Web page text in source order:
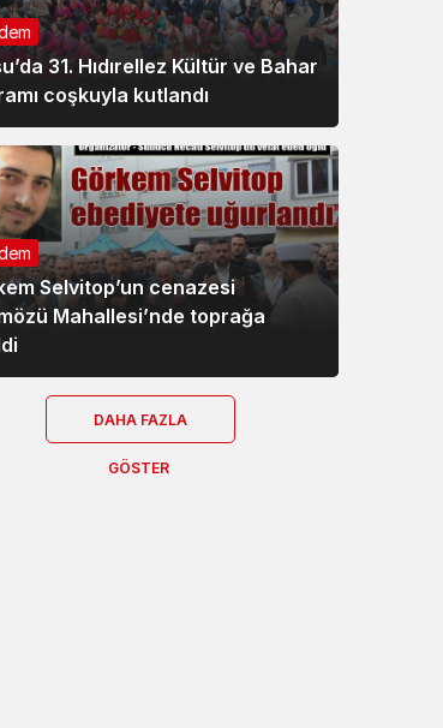
31. Hıdırellez Kültür ve Bahar
coşkuyla kutlandı
Selvitop’un cenazesi
Mahallesi’nde toprağa
DAHA FAZLA
GÖSTER